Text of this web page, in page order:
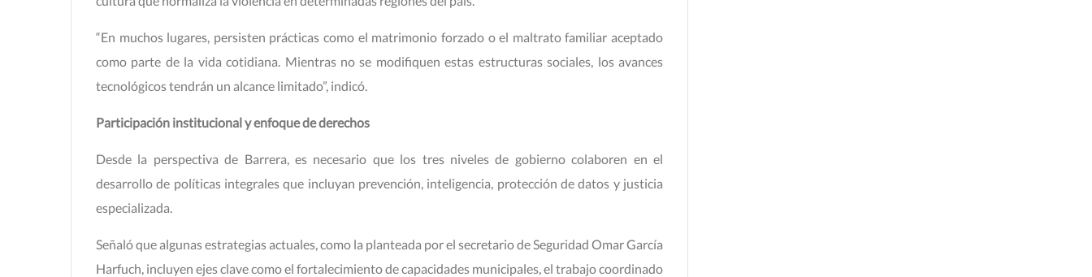
“En muchos lugares, persisten prácticas como el matrimonio forzado o el maltrato familiar aceptado
como parte de la vida cotidiana. Mientras no se modifiquen estas estructuras sociales, los avances
tecnológicos tendrán un alcance limitado”, indicó.
Participación institucional y enfoque de derechos
Desde la perspectiva de Barrera, es necesario que los tres niveles de gobierno colaboren en el
desarrollo de políticas integrales que incluyan prevención, inteligencia, protección de datos y justicia
especializada.
Señaló que algunas estrategias actuales, como la planteada por el secretario de Seguridad Omar García
Harfuch, incluyen ejes clave como el fortalecimiento de capacidades municipales, el trabajo coordinado